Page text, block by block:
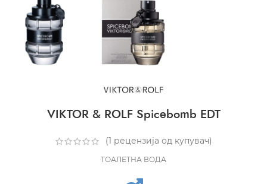
VIKTOR & ROLF Spicebomb EDT
(1 рецензија од купувач)
ТОАЛЕТНА ВОДА